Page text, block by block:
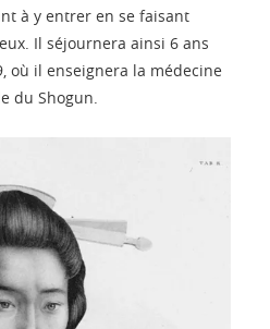
à y entrer en se faisant
Il séjournera ainsi 6 ans
où il enseignera la médecine
du Shogun.